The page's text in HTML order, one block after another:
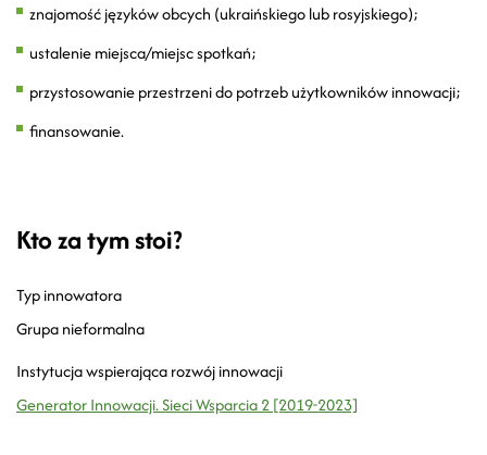
znajomość języków obcych (ukraińskiego lub rosyjskiego);
ustalenie miejsca/miejsc spotkań;
przystosowanie przestrzeni do potrzeb użytkowników innowacji;
finansowanie.
Kto za tym stoi?
Typ innowatora
Grupa nieformalna
Instytucja wspierająca rozwój innowacji
Generator Innowacji. Sieci Wsparcia 2 [2019-2023]